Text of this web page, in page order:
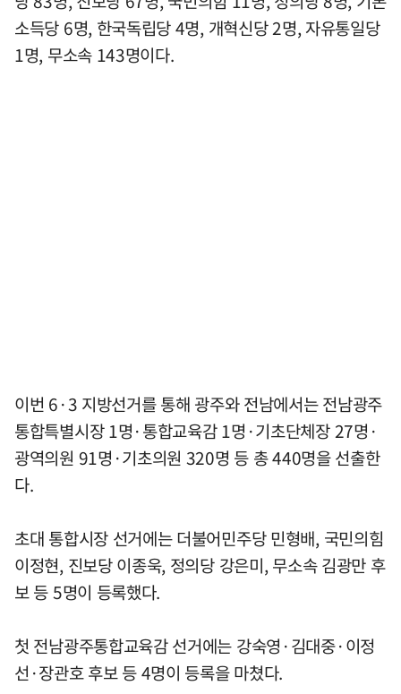
소득당 6명, 한국독립당 4명, 개혁신당 2명, 자유통일당
1명, 무소속 143명이다.
이번 6·3 지방선거를 통해 광주와 전남에서는 전남광주
통합특별시장 1명·통합교육감 1명·기초단체장 27명·
광역의원 91명·기초의원 320명 등 총 440명을 선출한
다.
초대 통합시장 선거에는 더불어민주당 민형배, 국민의힘
이정현, 진보당 이종욱, 정의당 강은미, 무소속 김광만 후
보 등 5명이 등록했다.
첫 전남광주통합교육감 선거에는 강숙영·김대중·이정
선·장관호 후보 등 4명이 등록을 마쳤다.